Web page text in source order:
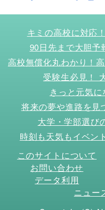
キミの高校に対応
90日先まで大胆予
高校無償化丸わかり！
受験生必見！
きっと元気
将来の夢や進路を見
大学・学部選び
時刻も天気もイベン
このサイトについて
お問い合わせ
データ利用
ニュー